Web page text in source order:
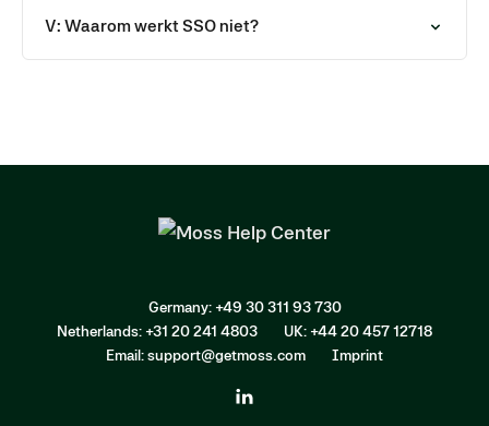
V: Waarom werkt SSO niet?
Germany: +49 30 311 93 730
Netherlands: +31 20 241 4803
UK: +44 20 457 12718
Email: support@getmoss.com
Imprint